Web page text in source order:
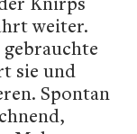
weiter.
sie und
Spontan